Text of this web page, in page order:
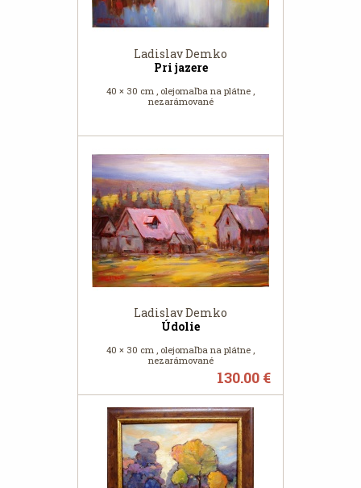
Ladislav Demko
Pri jazere
40 × 30 cm , olejomaľba na plátne ,
nezarámované
Ladislav Demko
Údolie
40 × 30 cm , olejomaľba na plátne ,
nezarámované
130.00 €